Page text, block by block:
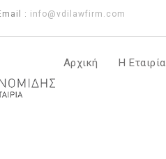
: info@vdilawfirm.com
Αρχική Η Εταιρία